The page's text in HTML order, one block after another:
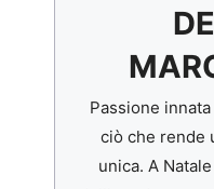
Passione
ciò che rende
unica. A